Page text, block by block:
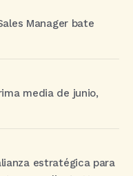
Manager bate
media de junio,
estratégica para